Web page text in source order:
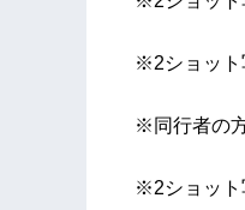
※2ショット
※同行者の
※2ショット